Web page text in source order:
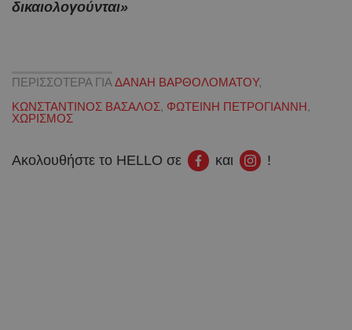
δικαιολογούνται»
ΠΕΡΙΣΣΟΤΕΡΑ ΓΙΑ ΔΑΝΑΗ ΒΑΡΘΟΛΟΜΑΤΟΥ,
ΚΩΝΣΤΑΝΤΙΝΟΣ ΒΑΣΑΛΟΣ, ΦΩΤΕΙΝΗ ΠΕΤΡΟΓΙΑΝΝΗ,
ΧΩΡΙΣΜΟΣ
Ακολουθήστε το HELLO σε και !